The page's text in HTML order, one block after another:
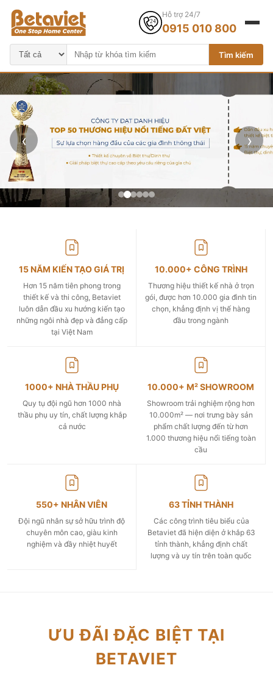
Tìm kiếm
Hỗ trợ 24/7
0915 010 800
‹ ›
15 NĂM KIẾN TẠO GIÁ TRỊ
Hơn 15 năm tiên phong trong
thiết kế và thi công, Betaviet
luôn dẫn đầu xu hướng kiến tạo
những ngôi nhà đẹp và đẳng cấp
tại Việt Nam
10.000+ CÔNG TRÌNH
Thương hiệu thiết kế nhà ở trọn
gói, được hơn 10.000 gia đình tin
chọn, khẳng định vị thế hàng
đầu trong ngành
1000+ NHÀ THẦU PHỤ
Quy tụ đội ngũ hơn 1000 nhà
thầu phụ uy tín, chất lượng khắp
cả nước
10.000+ M² SHOWROOM
Showroom trải nghiệm rộng hơn
10.000m² — nơi trưng bày sản
phẩm chất lượng đến từ hơn
1.000 thương hiệu nổi tiếng toàn
cầu
550+ NHÂN VIÊN
Đội ngũ nhân sự sở hữu trình độ
chuyên môn cao, giàu kinh
nghiệm và đầy nhiệt huyết
63 TỈNH THÀNH
Các công trình tiêu biểu của
Betaviet đã hiện diện ở khắp 63
tỉnh thành, khẳng định chất
lượng và uy tín trên toàn quốc
ƯU ĐÃI ĐẶC BIỆT TẠI
BETAVIET